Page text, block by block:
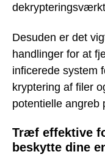
Desuden er det
handlinger for at
inficerede system
kryptering af filer
potentielle
Træf effektive
beskytte dine